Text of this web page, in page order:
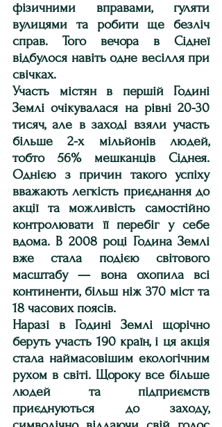
фізичними вправами, гуляти
вулицями та робити ще безліч
справ. Того вечора в Сіднеї
відбулося навіть одне весілля при
свічках.
Участь містян в першій Годині
Землі очікувалася на рівні 20-30
тисяч, але в заході взяли участь
більше 2-х мільйонів людей,
тобто 56% мешканців Сіднея.
Однією з причин такого успіху
вважають легкість приєднання до
акції та можливість самостійно
контролювати її перебіг у себе
вдома. В 2008 році Година Землі
вже стала подією світового
масштабу — вона охопила всі
континенти, більш ніж 370 міст та
18 часових поясів.
Наразі в Годині Землі щорічно
беруть участь 190 країн, і ця акція
стала наймасовішим екологічним
рухом в світі. Щороку все більше
людей та підприємств
приєднуються до заходу,